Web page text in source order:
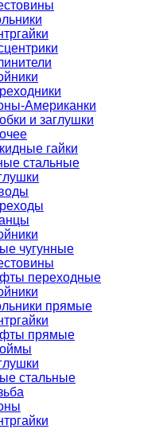
Американки
и заглушки
гайки
стальные
чугунные
переходные
прямые
прямые
стальные